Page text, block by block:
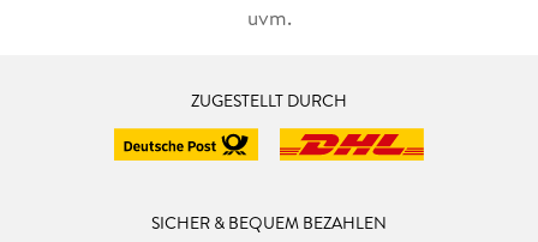
uvm.
ZUGESTELLT DURCH
SICHER & BEQUEM BEZAHLEN